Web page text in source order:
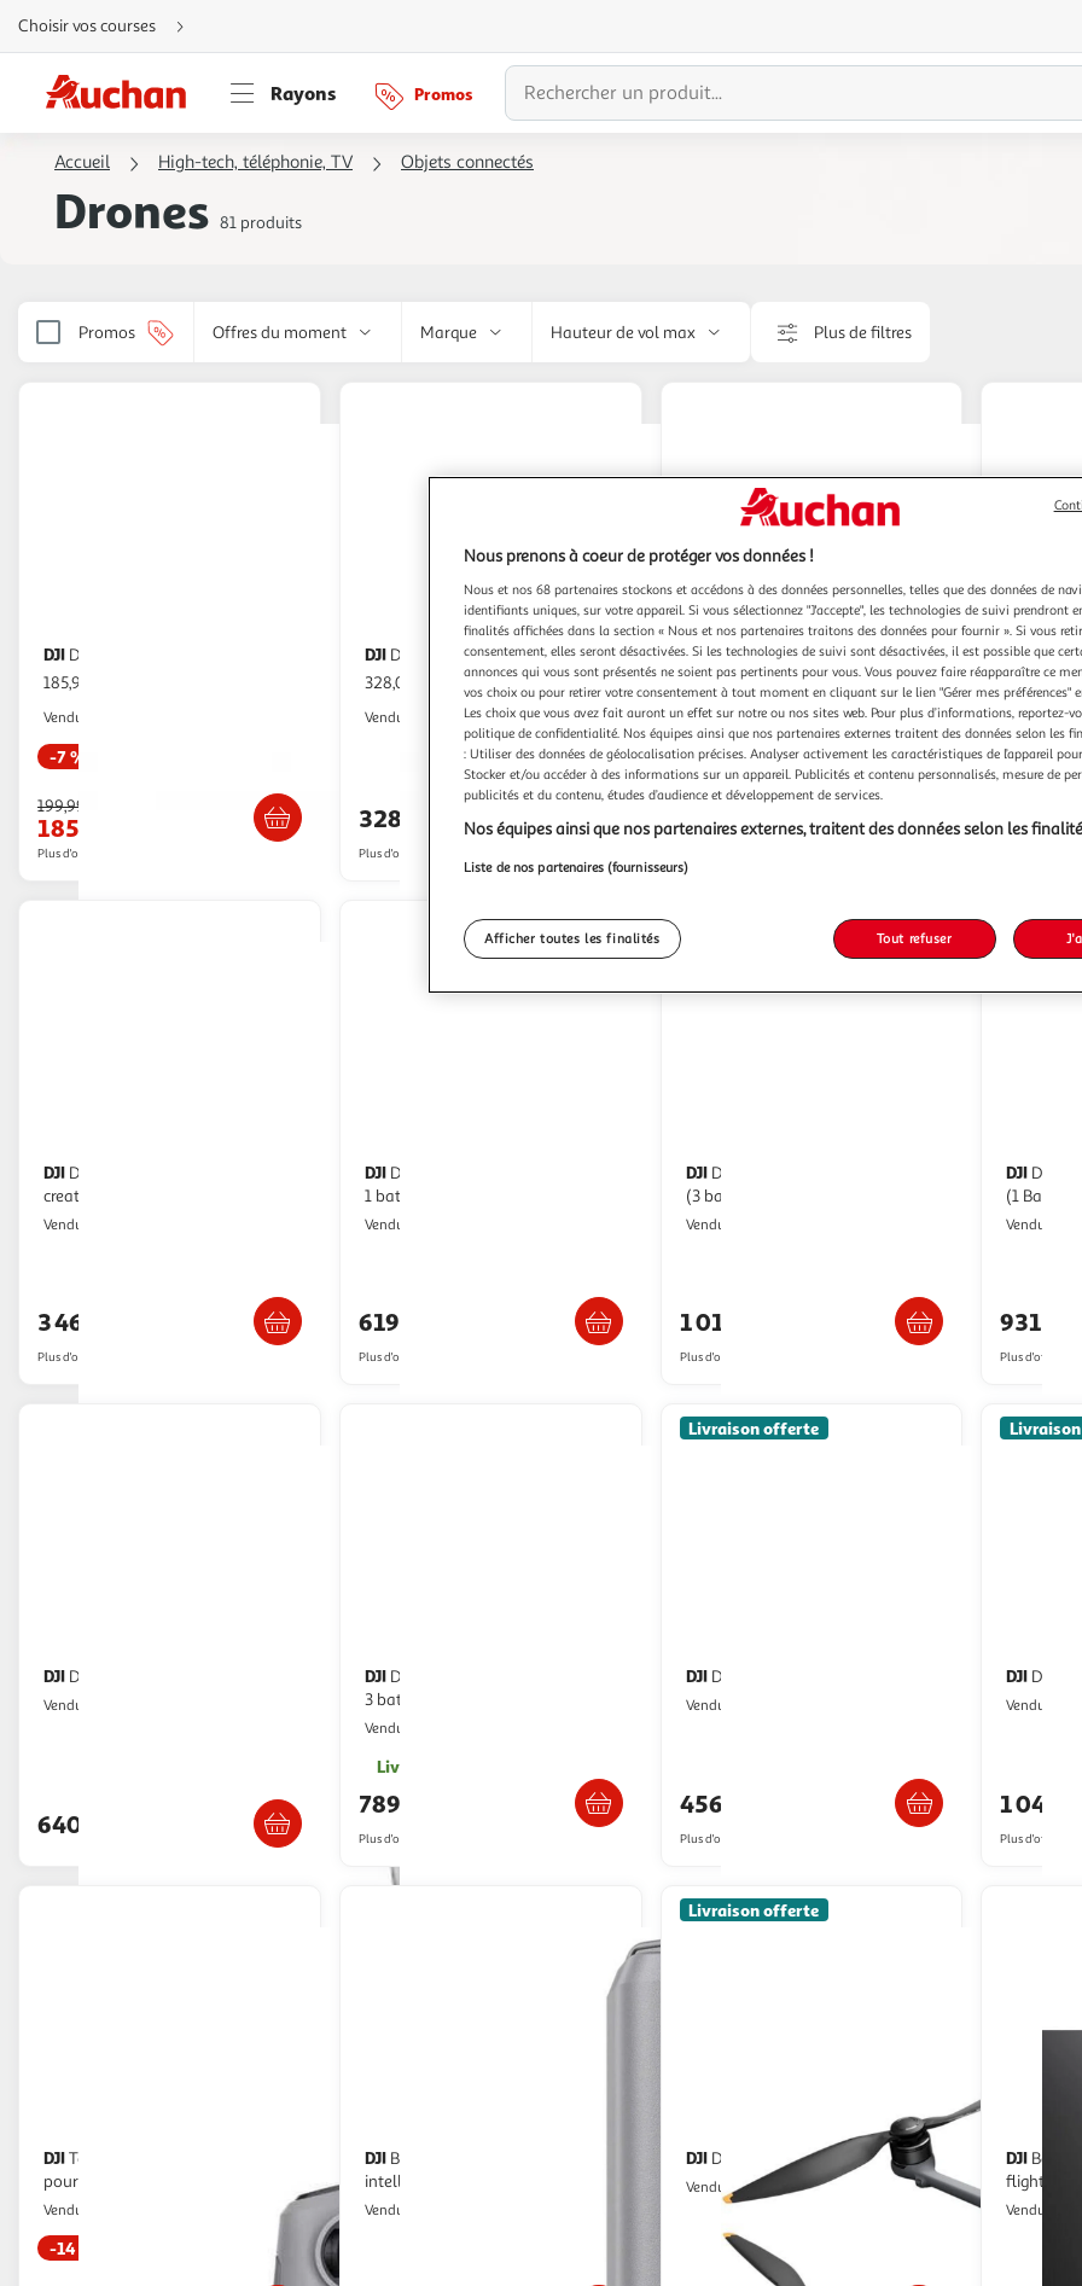
Aller
directement
au
Aller
directement
à
Aller
navigation
besoin
Choisir vos courses
Rayons Promos
Accueil High-tech, téléphonie, TV Objets connectés
Drones 81 produits
Promos Offres du moment Marque Hauteur de vol max Plus de filtres
DJI Drone Neo
185,93€ / pce
Vendu par
-7 %
199,99€
185,93€
Plus d'offres à partir de
DJI Drone Neo Fly more Combo
328,06€ / pce
Vendu par Multishop
Livraison dès 6/7 jours
328,06€
Plus d'offres à partir de
DJIDji neo 2 4 rotors quadcoptère
12 mp 2688 x 1512 pixels 1606
mah noir, gris
Vendu par Boulanger
Livr. ou retrait dès 1/2 semaines
239,00€
DJIDrone avata 360 motion fly
more
Vendu par
Livr. ou
DJI
creator combo(rc pro 2
Vendu par
3 466,00€
Plus d'offres à partir de
DJIDrone avata 2 fly smart combo
1 batterie
Vendu par
619,00€
Plus d'offres à partir de
DJIDrone avata 2 fly more combo
(3 batteries)
Vendu par
1 019,00€
Plus d'offres à partir de
DJI
(1 Batterie)
Vendu par
931,69€
Plus d'offres à
DJI Drone Flip (RC 2) (GL)
Vendu par
640,58€
DJIDrone avata 2 fly smart combo
3 batteries
Vendu par
Livr. ou retrait dès 1/2 semaines
789,00€
Plus d'offres à partir de
Livraison offerte
DJI Drone DJI Avata 2
Vendu par
456,60€
Plus d'offres à partir de
DJI Drone
Vendu par
1
Plus d'offres à
DJI
pour Drone
Vendu par
-14 %
Livraison dès 7/8 jours
DJIBatterie drone Batterie
intelligente pour Mini 2
Vendu par
Livraison offerte
DJI Drone Mavic 4 Pro
Vendu parDigital Bay
Livraison dès 6/7 jours
DJI
flight
Vendu par
Nous prenons à coeur de protéger vos données !
Nous et nos 68 partenaires stockons et accédons à des données personnelles, telles que des données de
identifiants uniques, sur votre appareil. Si vous sélectionnez "J'accepte", les technologies de suivi prendront
finalités affichées dans la section « Nous et nos partenaires traitons des données pour fournir ». Si vous
consentement, elles seront désactivées. Si les technologies de suivi sont désactivées, il est possible que
annonces qui vous sont présentés ne soient pas pertinents pour vous. Vous pouvez faire réapparaître ce
vos choix ou pour retirer votre consentement à tout moment en cliquant sur le lien "Gérer mes préférences"
Les choix que vous avez fait auront un effet sur notre ou nos sites web. Pour plus d’informations, reportez-
politique de confidentialité. Nos équipes ainsi que nos partenaires externes traitent des données selon les
: Utiliser des données de géolocalisation précises. Analyser activement les caractéristiques de l’appareil
Stocker et/ou accéder à des informations sur un appareil. Publicités et contenu personnalisés, mesure de
publicités et du contenu, études d’audience et développement de services.
Nos équipes ainsi que nos partenaires externes, traitent des données selon les
Liste de nos partenaires (fournisseurs)
Afficher toutes les finalités Tout refuser